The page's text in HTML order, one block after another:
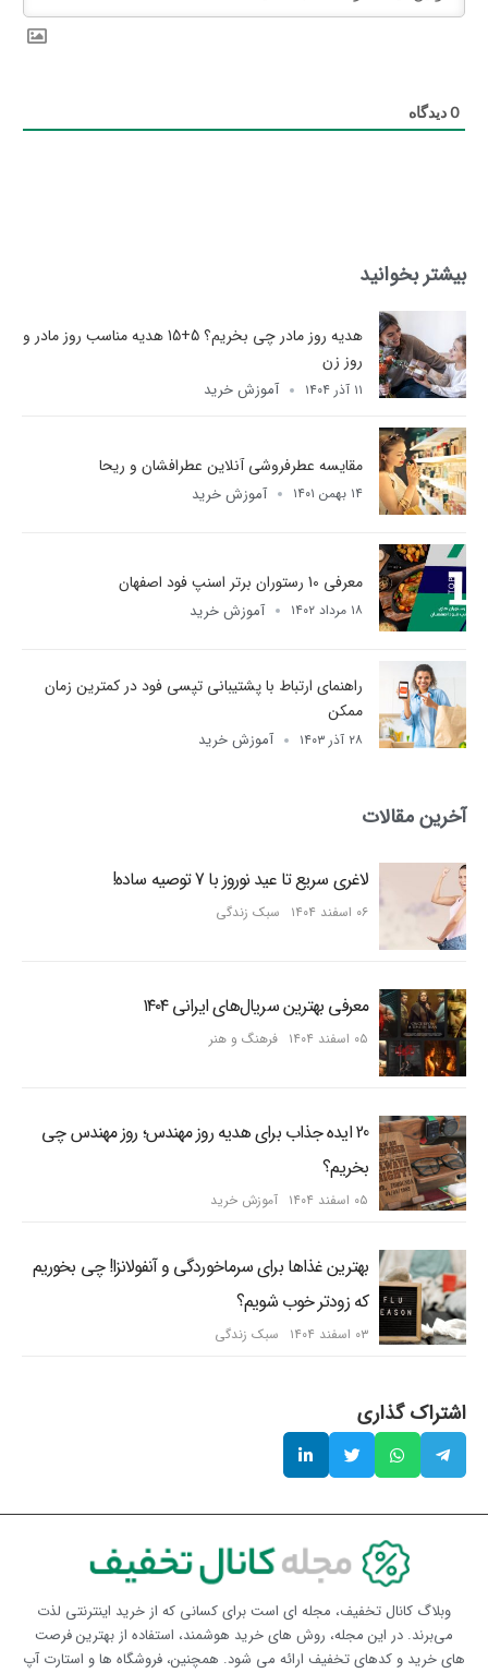
0دیدگاه
بیشتر بخوانید
هدیه روز مادر چی بخریم؟ 5+15 هدیه مناسب روز مادر و
روز زن
۱۱ آذر ۱۴۰۴ آموزش خرید
مقایسه عطرفروشی آنلاین عطرافشان و ریحا
۱۴ بهمن ۱۴۰۱ آموزش خرید
معرفی 10 رستوران برتر اسنپ فود اصفهان
۱۸ مرداد ۱۴۰۲ آموزش خرید
راهنمای ارتباط با پشتیبانی تپسی فود در کمترین زمان
ممکن
۲۸ آذر ۱۴۰۳ آموزش خرید
آخرین مقالات
لاغری سریع تا عید نوروز با 7 توصیه ساده!
۰۶ اسفند ۱۴۰۴ سبک زندگی
معرفی بهترین سریال‌های ایرانی ۱۴۰۴
۰۵ اسفند ۱۴۰۴ فرهنگ و هنر
20 ایده جذاب برای هدیه روز مهندس؛ روز مهندس چی
بخریم؟
۰۵ اسفند ۱۴۰۴ آموزش خرید
بهترین غذاها برای سرماخوردگی و آنفولانزا! چی بخوریم
که زودتر خوب شویم؟
۰۳ اسفند ۱۴۰۴ سبک زندگی
اشتراک گذاری
وبلاگ کانال تخفیف، مجله ای است برای کسانی که از خرید اینترنتی لذت
می‌برند. در این مجله، روش های خرید هوشمند، استفاده از بهترین فرصت
های خرید و کدهای تخفیف ارائه می شود. همچنین، فروشگاه ها و استارت آپ